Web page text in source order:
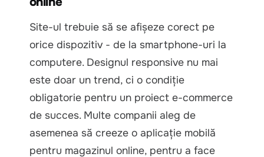
Site-ul trebuie să se afișeze corect pe
orice dispozitiv - de la smartphone-uri la
computere. Designul responsive nu mai
este doar un trend, ci o condiție
obligatorie pentru un proiect e-commerce
de succes. Multe companii aleg de
asemenea să creeze o aplicație mobilă
pentru magazinul online, pentru a face